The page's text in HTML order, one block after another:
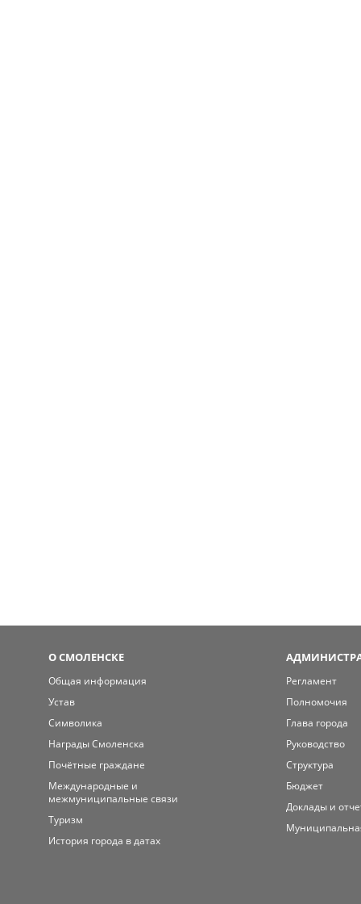
О СМОЛЕНСКЕ
Общая информация
Устав
Символика
Награды Смоленска
Почётные граждане
Международные и
межмуниципальные связи
Туризм
История города в датах
Регламент
Полномочия
Глава города
Руководство
Структура
Бюджет
Доклады и